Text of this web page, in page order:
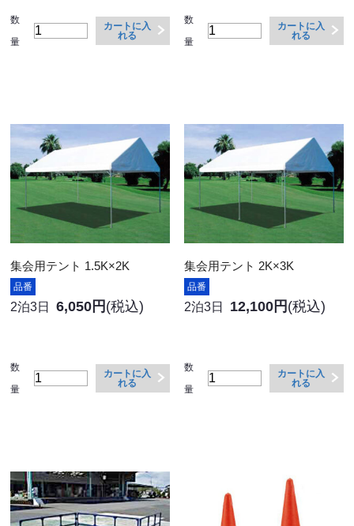
数
量
カートに入
れる
数
量
カートに入
れる
集会用テント 1.5K×2K
品番
2泊3日 6,050円 (税込)
数
量
カートに入
れる
集会用テント 2K×3K
品番
2泊3日 12,100円 (税込)
数
量
カートに入
れる